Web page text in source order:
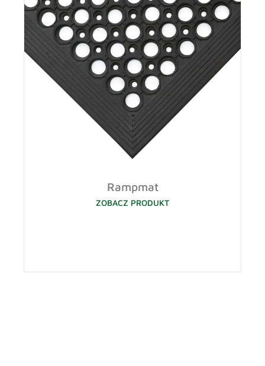
Rampmat
ZOBACZ PRODUKT